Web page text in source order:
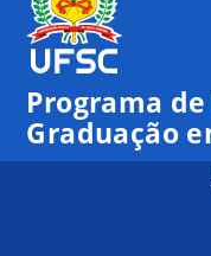
Programa de
Graduação